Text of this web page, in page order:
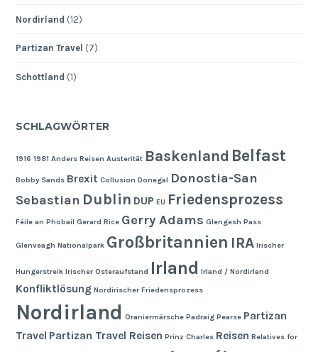
Nordirland (12)
Partizan Travel (7)
Schottland (1)
SCHLAGWÖRTER
1916 1981 Anders Reisen Austerität Baskenland Belfast
Bobby Sands Brexit Collusion Donegal Donostia-San
Sebastian Dublin DUP EU Friedensprozess
Féile an Phobail Gerard Rice Gerry Adams Glengesh Pass
Glenveagh Nationalpark Großbritannien IRA Irischer
Hungerstreik Irischer Osteraufstand Irland Irland / Nordirland
Konfliktlösung Nordirischer Friedensprozess
Nordirland Oraniermärsche Padraig Pearse Partizan
Travel Partizan Travel Reisen Prinz Charles Reisen Relatives for